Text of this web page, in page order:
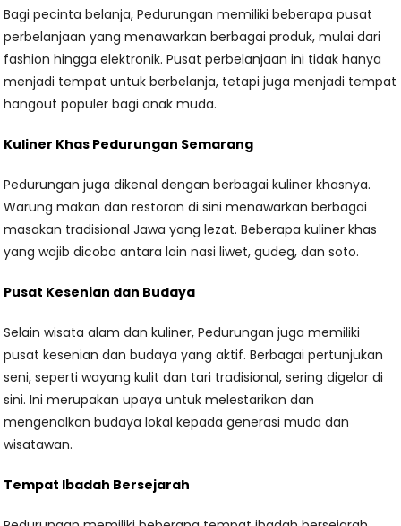
Bagi pecinta belanja, Pedurungan memiliki beberapa pusat
perbelanjaan yang menawarkan berbagai produk, mulai dari
fashion hingga elektronik. Pusat perbelanjaan ini tidak hanya
menjadi tempat untuk berbelanja, tetapi juga menjadi tempat
hangout populer bagi anak muda.
Kuliner Khas Pedurungan Semarang
Pedurungan juga dikenal dengan berbagai kuliner khasnya.
Warung makan dan restoran di sini menawarkan berbagai
masakan tradisional Jawa yang lezat. Beberapa kuliner khas
yang wajib dicoba antara lain nasi liwet, gudeg, dan soto.
Pusat Kesenian dan Budaya
Selain wisata alam dan kuliner, Pedurungan juga memiliki
pusat kesenian dan budaya yang aktif. Berbagai pertunjukan
seni, seperti wayang kulit dan tari tradisional, sering digelar di
sini. Ini merupakan upaya untuk melestarikan dan
mengenalkan budaya lokal kepada generasi muda dan
wisatawan.
Tempat Ibadah Bersejarah